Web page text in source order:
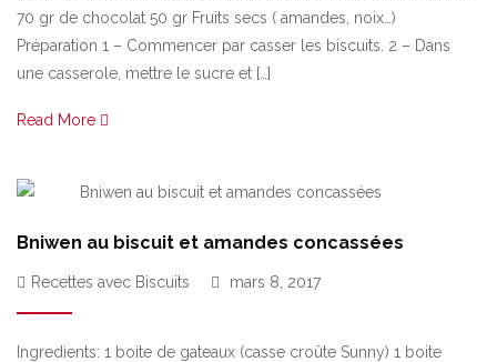
70 gr de chocolat 50 gr Fruits secs ( amandes, noix…)
Préparation 1 – Commencer par casser les biscuits. 2 – Dans
une casserole, mettre le sucre et […]
Read More
Bniwen au biscuit et amandes concassées
Recettes avec Biscuits mars 8, 2017
Ingredients: 1 boite de gateaux (casse croûte Sunny) 1 boite